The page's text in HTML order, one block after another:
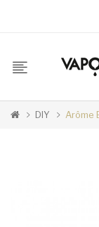
DIY Arôme